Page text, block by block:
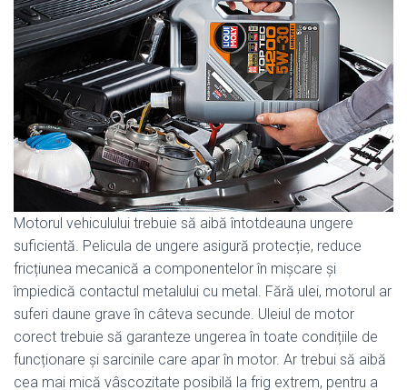
Motorul vehiculului trebuie să aibă întotdeauna ungere
suficientă. Pelicula de ungere asigură protecție, reduce
fricțiunea mecanică a componentelor în mișcare și
împiedică contactul metalului cu metal. Fără ulei, motorul ar
suferi daune grave în câteva secunde. Uleiul de motor
corect trebuie să garanteze ungerea în toate condițiile de
funcționare și sarcinile care apar în motor. Ar trebui să aibă
cea mai mică vâscozitate posibilă la frig extrem, pentru a